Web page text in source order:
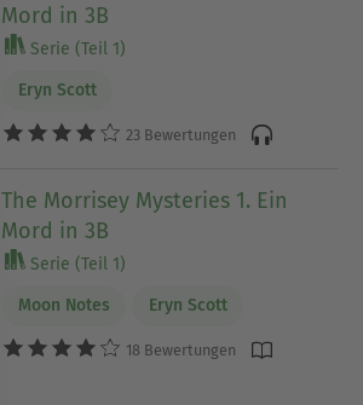
Mord in 3B
Serie (Teil 1)
Eryn Scott
23 Bewertungen
The Morrisey Mysteries 1. Ein
Mord in 3B
Serie (Teil 1)
Moon Notes Eryn Scott
18 Bewertungen